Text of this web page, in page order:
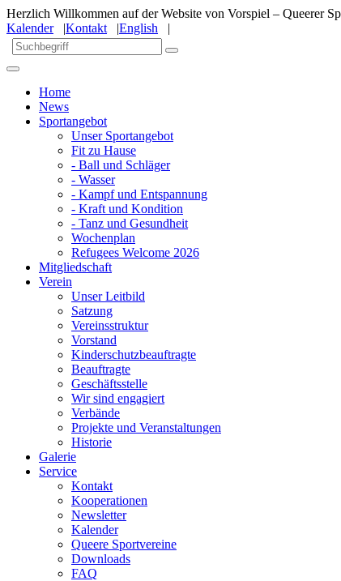
Herzlich Willkommen auf der Website von Vorspiel – Queerer
Kalender|Kontakt |English |
Home
News
Sportangebot
Unser Sportangebot
Fit zu Hause
- Ball und Schläger
- Wasser
- Kampf und Entspannung
- Kraft und Kondition
- Tanz und Gesundheit
Wochenplan
Refugees Welcome 2026
Mitgliedschaft
Verein
Unser Leitbild
Satzung
Vereinsstruktur
Vorstand
Kinderschutzbeauftragte
Beauftragte
Geschäftsstelle
Wir sind engagiert
Verbände
Projekte und Veranstaltungen
Historie
Galerie
Service
Kontakt
Kooperationen
Newsletter
Kalender
Queere Sportvereine
Downloads
FAQ